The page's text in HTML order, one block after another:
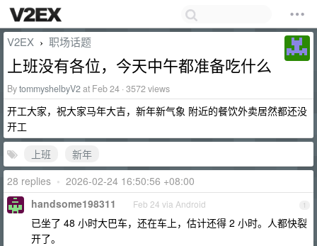
V2EX › 职场话题
上班没有各位，今天中午都准备吃什么
BytommyshelbyV2at Feb 24 · 3572 views
开工大家，祝大家马年大吉，新年新气象 附近的餐饮外卖居然都还没
开工
上班
新年
28 replies • 2026-02-24 16:50:56 +08:00
1
handsome198311 Feb 24 via Android
已坐了 48 小时大巴车，还在车上，估计还得 2 小时。人都快裂
开了。